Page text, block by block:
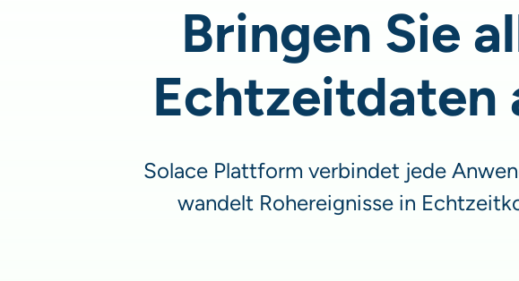
Bringen Sie
Echtzeitdaten
Solace Plattform verbindet jede
wandelt Rohereignisse in